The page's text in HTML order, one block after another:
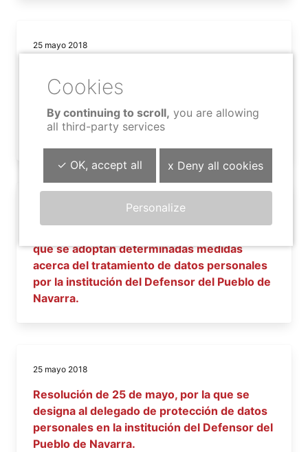
25 mayo 2018
que se aprueba el registro de las actividades
efectuadas bajo la responsabilidad del
Defensor del Pueblo de Navarra.
que se adoptan determinadas medidas
acerca del tratamiento de datos personales
por la institución del Defensor del Pueblo de
Navarra.
25 mayo 2018
Resolución de 25 de mayo, por la que se
designa al delegado de protección de datos
personales en la institución del Defensor del
Pueblo de Navarra.
By continuing to scroll, you are allowing
all third-party services
✓ OK, accept all x Deny all cookies
Personalize